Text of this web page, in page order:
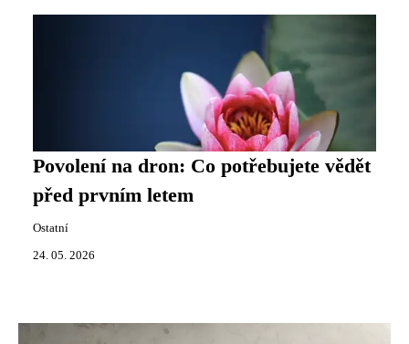
Povolení na dron: Co potřebujete vědět
před prvním letem
Ostatní
24. 05. 2026